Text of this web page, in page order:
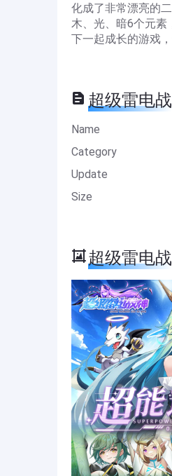
化成了非常漂亮的
木、光、暗6个元素
下一起成长的游戏
超级雷电
Name
Category
Update
Size
超级雷电